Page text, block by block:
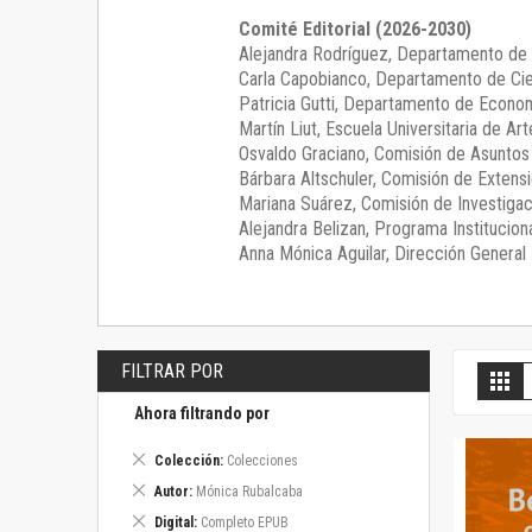
Comité Editorial (2026-2030)
Alejandra Rodríguez, Departamento de
Carla Capobianco, Departamento de
Patricia Gutti, Departamento de
Martín Liut, Escuela Universitaria de
Osvaldo Graciano, Comisión de
Bárbara Altschuler, Comisión de
Mariana Suárez, Comisión de
Alejandra Belizan, Programa
Anna Mónica Aguilar, Dirección General
FILTRAR POR
Ahora filtrando por
Colección Colecciones
Eliminar
artículo
Autor Mónica Rubalcaba
Eliminar
artículo
Digital Completo EPUB
Eliminar